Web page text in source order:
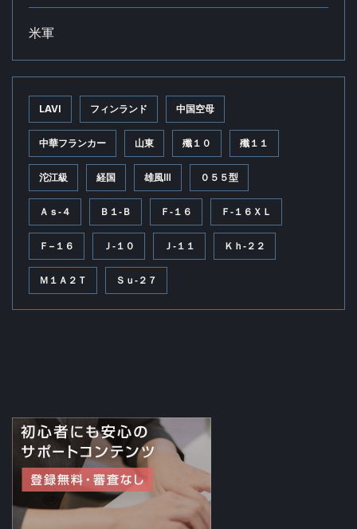
米軍
LAVI フィンランド 中国空母
中華フランカー 山東 殲１０ 殲１１
沱江級 経国 雄風Ⅲ ０５５型
Ａｓ‐４ Ｂ１‐Ｂ Ｆ‐１６ Ｆ‐１６ＸＬ
Ｆ−１６ Ｊ‐１０ Ｊ‐１１ Ｋｈ‐２２
Ｍ１Ａ２Ｔ Ｓｕ‐２７